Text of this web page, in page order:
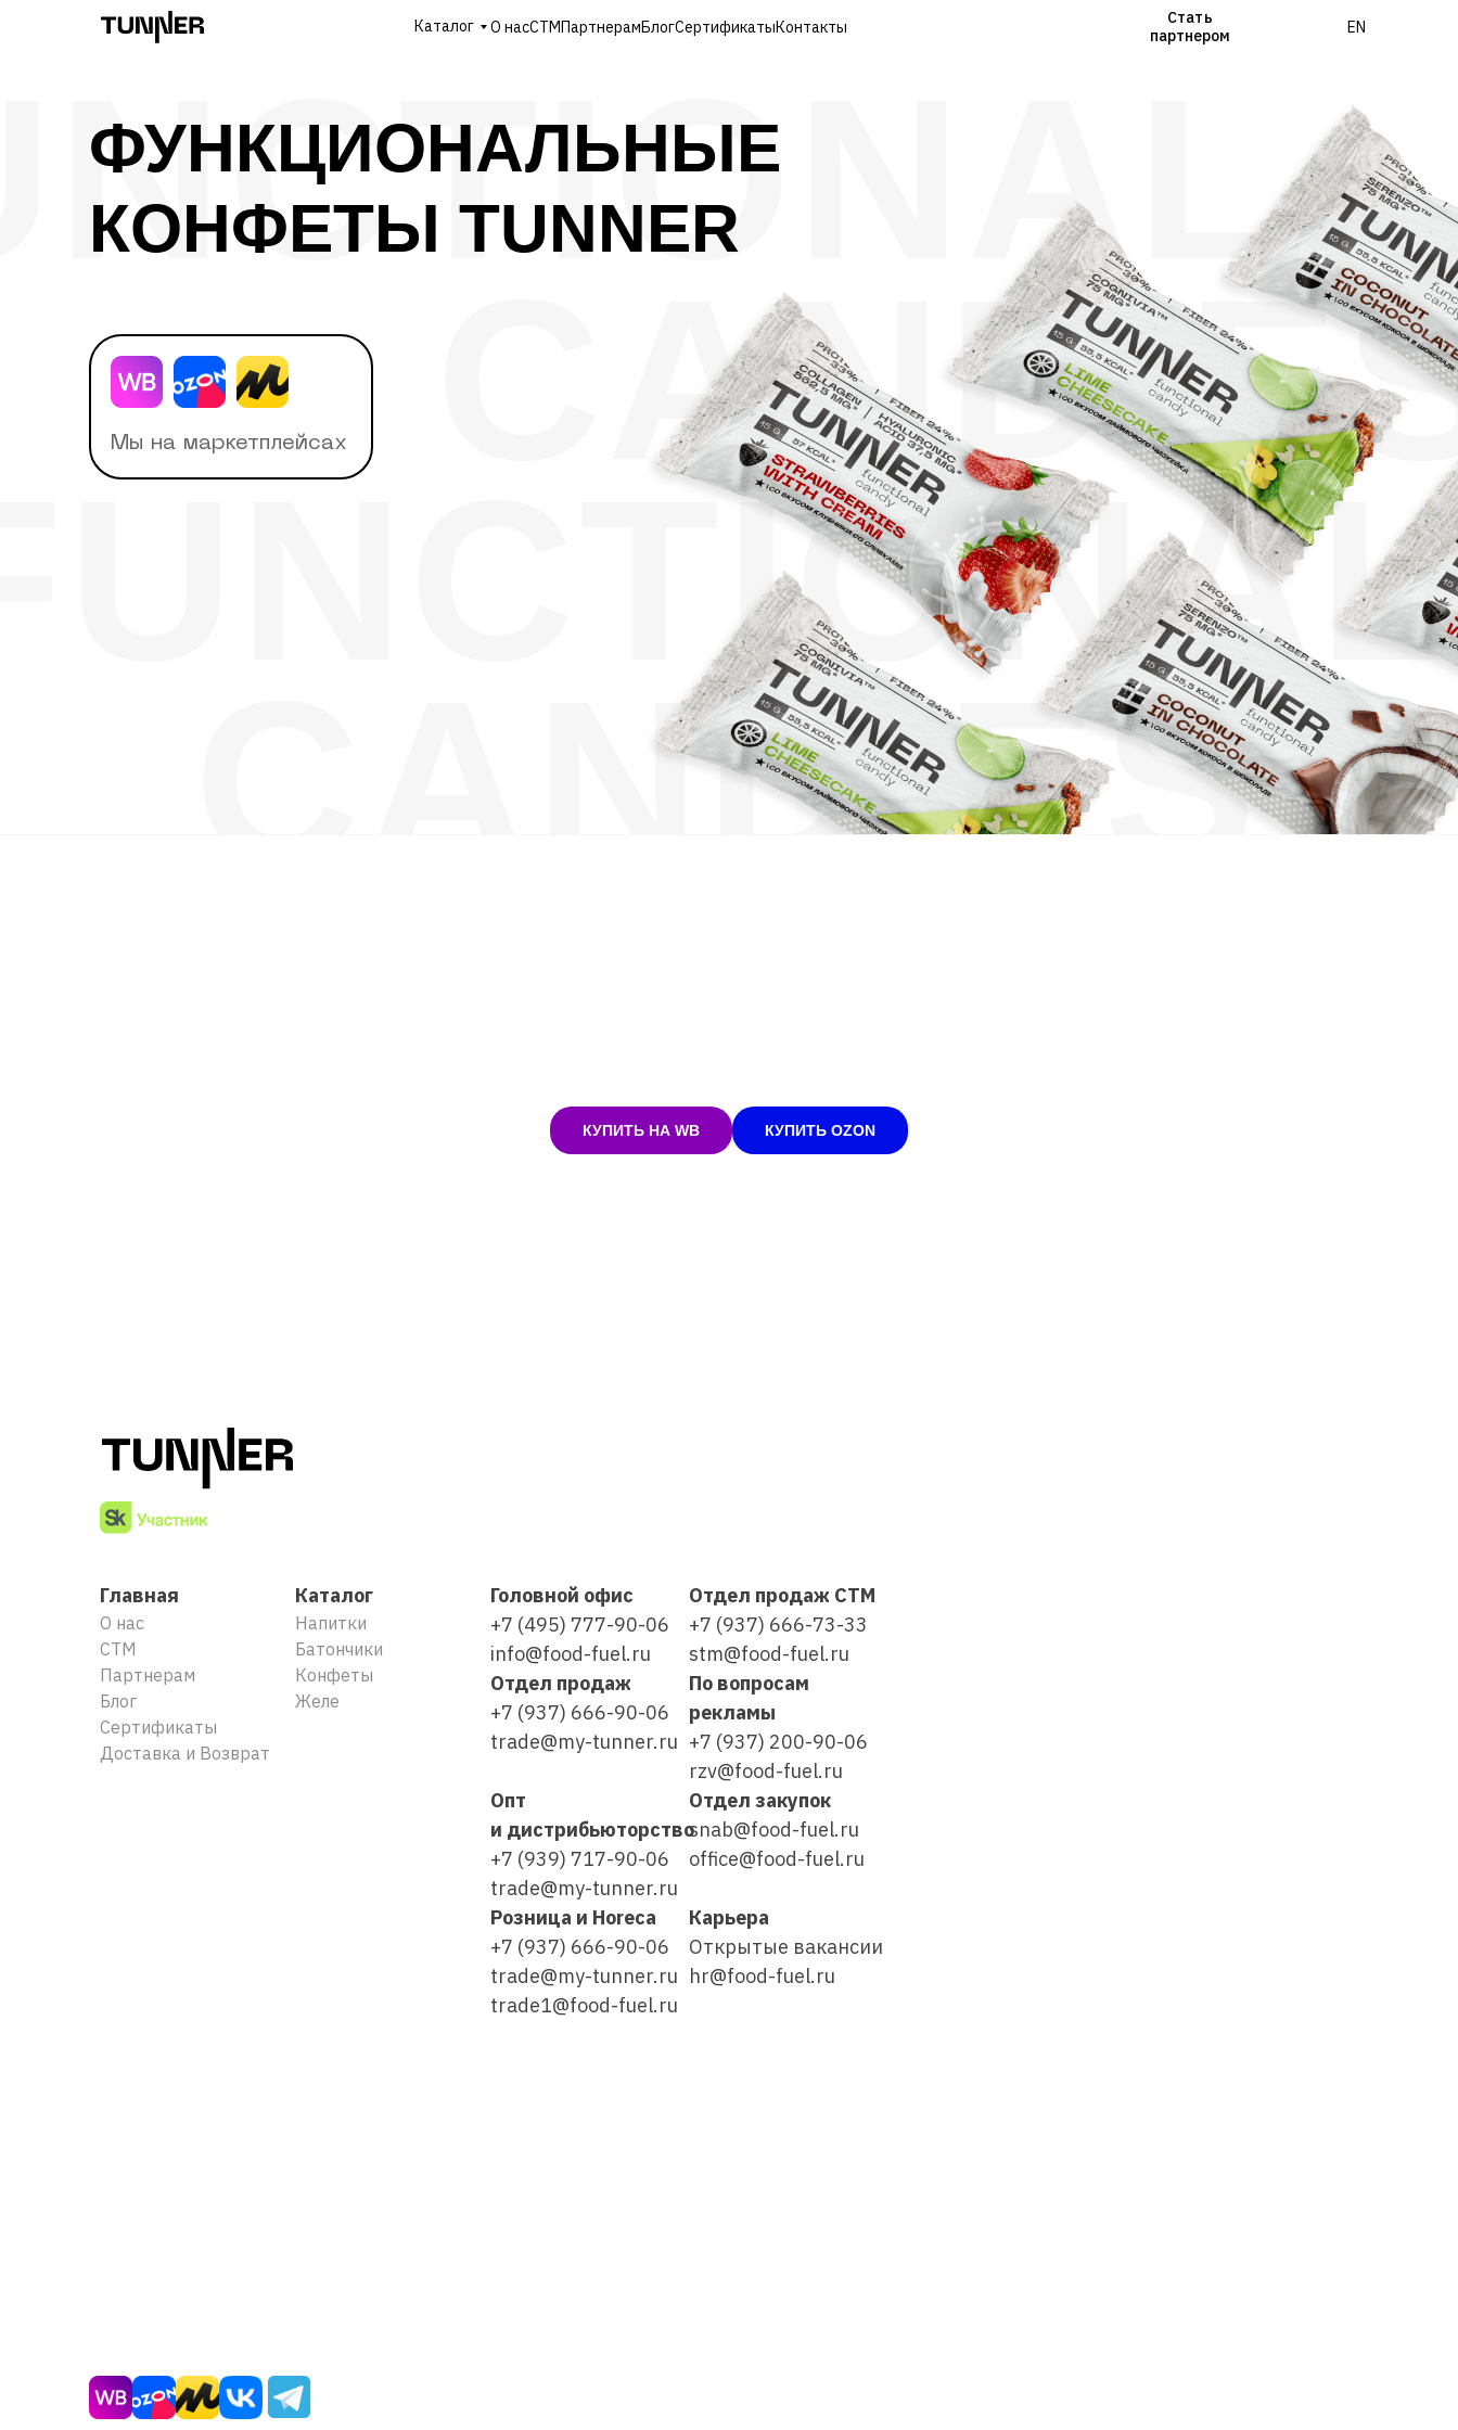
Каталог О насСТМПартнерамБлогСертификатыКонтакты EN
Стать
партнером
Мы на маркетплейсах
CANDIES
ФУНКЦИОНАЛЬНЫЕ
КОНФЕТЫ TUNNER
КУПИТЬ НА WB КУПИТЬ OZON
Главная
О нас
СТМ
Партнерам
Блог
Сертификаты
Доставка и Возврат
Каталог
Напитки
Батончики
Конфеты
Желе
Головной офис
+7 (495) 777-90-06
info@food-fuel.ru
Отдел продаж СТМ
+7 (937) 666-73-33
stm@food-fuel.ru
Отдел продаж
+7 (937) 666-90-06
trade@my-tunner.ru
По вопросам
рекламы
+7 (937) 200-90-06
rzv@food-fuel.ru
Опт
и дистрибьюторство
+7 (939) 717-90-06
trade@my-tunner.ru
Отдел закупок
snab@food-fuel.ru
office@food-fuel.ru
Розница и Horeca
+7 (937) 666-90-06
trade@my-tunner.ru
trade1@food-fuel.ru
Карьера
Открытые вакансии
hr@food-fuel.ru